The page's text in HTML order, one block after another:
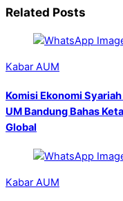
Related Posts
Kabar AUM
Komisi Ekonomi
UM Bandung Bahas
Global
Kabar AUM